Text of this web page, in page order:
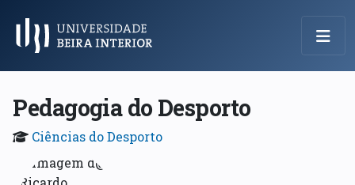
Menu Principal
Pedagogia do Desporto
Ciências do Desporto